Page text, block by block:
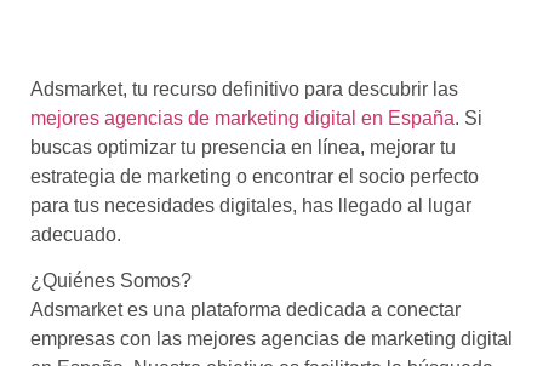
Adsmarket, tu recurso definitivo para descubrir las
mejores agencias de marketing digital en España. Si
buscas optimizar tu presencia en línea, mejorar tu
estrategia de marketing o encontrar el socio perfecto
para tus necesidades digitales, has llegado al lugar
adecuado.
¿Quiénes Somos?
Adsmarket es una plataforma dedicada a conectar
empresas con las mejores agencias de marketing digital